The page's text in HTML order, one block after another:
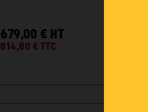
679,00 € HT
814,80 € TTC